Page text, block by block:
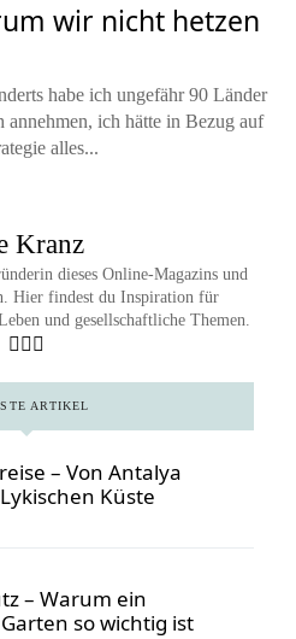
wir nicht hetzen
habe ich ungefähr 90 Länder
annehmen, ich hätte in Bezug auf
alles...
Kranz
dieses Online-Magazins und
Hier findest du Inspiration für
und gesellschaftliche Themen.
ARTIKEL
– Von Antalya
Küste
– Warum ein
so wichtig ist